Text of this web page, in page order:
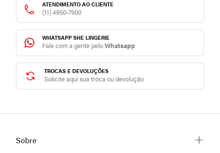
ATENDIMENTO AO CLIENTE
(11) 4950-7900
WHATSAPP SHE LINGERIE
Fale com a gente peloWhatsapp
TROCAS E DEVOLUÇÕES
Solicite aqui sua troca ou devolução
Sobre